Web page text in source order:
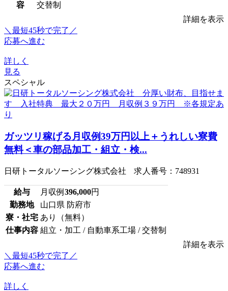
容
交替制
詳細を表示
＼最短45秒で完了／
応募へ進む
詳しく
見る
スペシャル
ガッツリ稼げる月収例39万円以上＋うれしい寮費
無料＜車の部品加工・組立・検...
日研トータルソーシング株式会社 求人番号：748931
給与 月収例 396,000円
勤務地
山口県 防府市
寮・社宅 あり（無料）
仕事内容 組立・加工 / 自動車系工場 / 交替制
詳細を表示
＼最短45秒で完了／
応募へ進む
詳しく